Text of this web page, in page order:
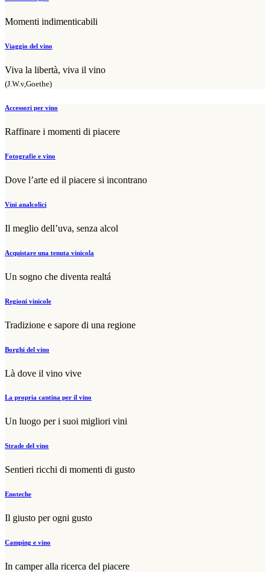
Momenti indimenticabili
Viaggio del vino
Viva la libertà, viva il vino
(J.W.v,Goethe)
Accessori per vino
Raffinare i momenti di piacere
Fotografie e vino
Dove l’arte ed il piacere si incontrano
Vini analcolici
Il meglio dell’uva, senza alcol
Acquistare una tenuta vinicola
Un sogno che diventa realtá
Regioni vinicole
Tradizione e sapore di una regione
Borghi del vino
Là dove il vino vive
La propria cantina per il vino
Un luogo per i suoi migliori vini
Strade del vino
Sentieri ricchi di momenti di gusto
Enoteche
Il giusto per ogni gusto
Camping e vino
In camper alla ricerca del piacere